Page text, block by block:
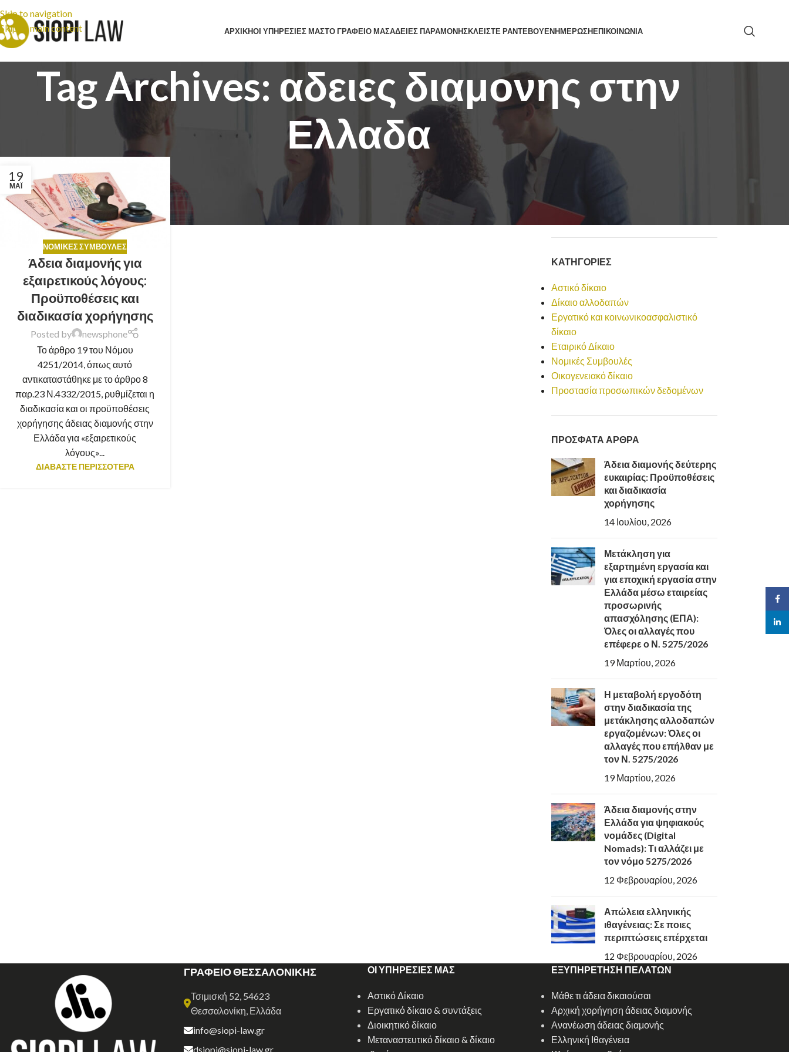
Skip to navigation
Skip to main content
ΑΡΧΙΚΗΟΙ ΥΠΗΡΕΣΙΕΣ ΜΑΣΤΟ ΓΡΑΦΕΙΟ ΜΑΣΑΔΕΙΕΣ ΠΑΡΑΜΟΝΗΣΚΛΕΙΣΤΕ ΡΑΝΤΕΒΟΥΕΝΗΜΕΡΩΣΗΕΠΙΚΟΙΝΩΝΙΑ
Tag Archives: αδειες διαμονης στην
Ελλαδα
19
ΜΆΙ
ΝΟΜΙΚΈΣ ΣΥΜΒΟΥΛΈΣ
Άδεια διαμονής για
εξαιρετικούς λόγους:
Προϋποθέσεις και
διαδικασία χορήγησης
Posted by
newsphone
Το άρθρο 19 του Νόμου
4251/2014, όπως αυτό
αντικαταστάθηκε με το άρθρο 8
παρ.23 Ν.4332/2015, ρυθμίζεται η
διαδικασία και οι προϋποθέσεις
χορήγησης άδειας διαμονής στην
Ελλάδα για «εξαιρετικούς
λόγους»...
ΔΙΑΒΑΣΤΕ ΠΕΡΙΣΣΟΤΕΡΑ
ΚΑΤΗΓΟΡΙΕΣ
Αστικό δίκαιο
Δίκαιο αλλοδαπών
Εργατικό και κοινωνικοασφαλιστικό
δίκαιο
Εταιρικό Δίκαιο
Νομικές Συμβουλές
Οικογενειακό δίκαιο
Προστασία προσωπικών δεδομένων
ΠΡΟΣΦΑΤΑ ΑΡΘΡΑ
Άδεια διαμονής δεύτερης
ευκαιρίας: Προϋποθέσεις
και διαδικασία
χορήγησης
14 Ιουλίου, 2026
Μετάκληση για
εξαρτημένη εργασία και
για εποχική εργασία στην
Ελλάδα μέσω εταιρείας
προσωρινής
απασχόλησης (ΕΠΑ):
Όλες οι αλλαγές που
επέφερε ο Ν. 5275/2026
19 Μαρτίου, 2026
Η μεταβολή εργοδότη
στην διαδικασία της
μετάκλησης αλλοδαπών
εργαζομένων: Όλες οι
αλλαγές που επήλθαν με
τον Ν. 5275/2026
19 Μαρτίου, 2026
Άδεια διαμονής στην
Ελλάδα για ψηφιακούς
νομάδες (Digital
Nomads): Τι αλλάζει με
τον νόμο 5275/2026
12 Φεβρουαρίου, 2026
Απώλεια ελληνικής
ιθαγένειας: Σε ποιες
περιπτώσεις επέρχεται
12 Φεβρουαρίου, 2026
ΓΡΑΦΕΙΟ ΘΕΣΣΑΛΟΝΙΚΗΣ
Τσιμισκή 52, 54623
Θεσσαλονίκη, Ελλάδα
info@siopi-law.gr
dsiopi@siopi-law.gr
ΟΙ ΥΠΗΡΕΣΙΕΣ ΜΑΣ
Αστικό Δίκαιο
Εργατικό δίκαιο & συντάξεις
Διοικητικό δίκαιο
Μεταναστευτικό δίκαιο & δίκαιο
ΕΞΥΠΗΡΕΤΗΣΗ ΠΕΛΑΤΩΝ
Μάθε τι άδεια δικαιούσαι
Αρχική χορήγηση άδειας διαμονής
Ανανέωση άδειας διαμονής
Ελληνική Ιθαγένεια